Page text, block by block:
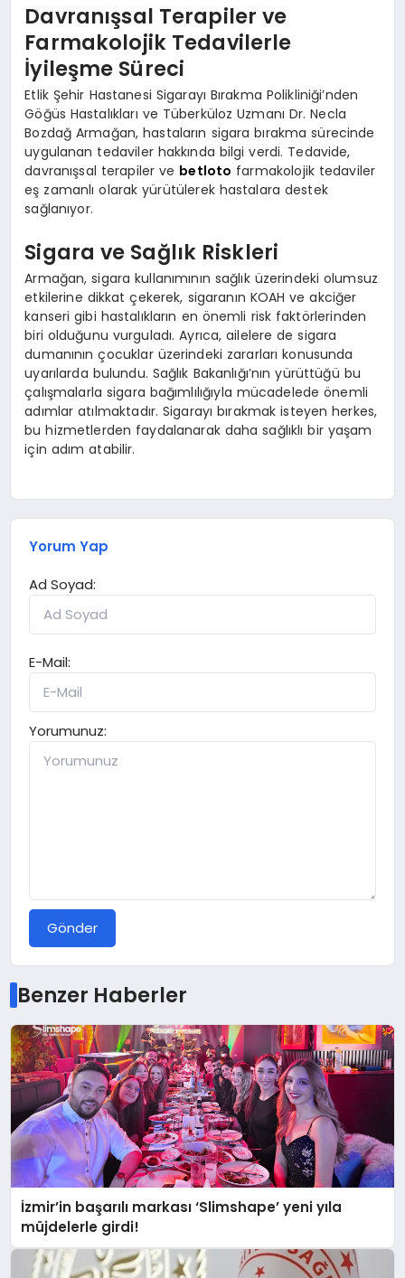
Davranışsal Terapiler ve
Farmakolojik Tedavilerle
İyileşme Süreci
Etlik Şehir Hastanesi Sigarayı Bırakma Polikliniği’nden
Göğüs Hastalıkları ve Tüberküloz Uzmanı Dr. Necla
Bozdağ Armağan, hastaların sigara bırakma sürecinde
uygulanan tedaviler hakkında bilgi verdi. Tedavide,
davranışsal terapiler ve betloto farmakolojik tedaviler
eş zamanlı olarak yürütülerek hastalara destek
sağlanıyor.
Sigara ve Sağlık Riskleri
Armağan, sigara kullanımının sağlık üzerindeki olumsuz
etkilerine dikkat çekerek, sigaranın KOAH ve akciğer
kanseri gibi hastalıkların en önemli risk faktörlerinden
biri olduğunu vurguladı. Ayrıca, ailelere de sigara
dumanının çocuklar üzerindeki zararları konusunda
uyarılarda bulundu. Sağlık Bakanlığı’nın yürüttüğü bu
çalışmalarla sigara bağımlılığıyla mücadelede önemli
adımlar atılmaktadır. Sigarayı bırakmak isteyen herkes,
bu hizmetlerden faydalanarak daha sağlıklı bir yaşam
için adım atabilir.
Yorum Yap
Ad Soyad:
E-Mail:
Yorumunuz:
Gönder
Benzer Haberler
İzmir’in başarılı markası ‘Slimshape’ yeni yıla
müjdelerle girdi!